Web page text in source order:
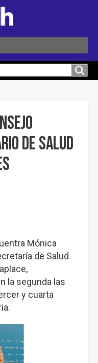
de Salud
Mónica
de Salud
la segunda las
y cuarta